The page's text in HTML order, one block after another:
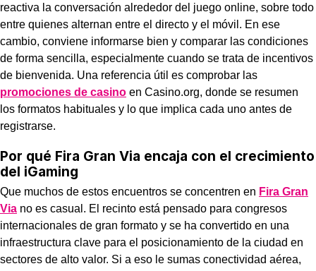
reactiva la conversación alrededor del juego online, sobre todo
entre quienes alternan entre el directo y el móvil. En ese
cambio, conviene informarse bien y comparar las condiciones
de forma sencilla, especialmente cuando se trata de incentivos
de bienvenida. Una referencia útil es comprobar las
promociones de casino en Casino.org, donde se resumen
los formatos habituales y lo que implica cada uno antes de
registrarse.
Por qué Fira Gran Via encaja con el crecimiento
del iGaming
Que muchos de estos encuentros se concentren en Fira Gran
Via no es casual. El recinto está pensado para congresos
internacionales de gran formato y se ha convertido en una
infraestructura clave para el posicionamiento de la ciudad en
sectores de alto valor. Si a eso le sumas conectividad aérea,